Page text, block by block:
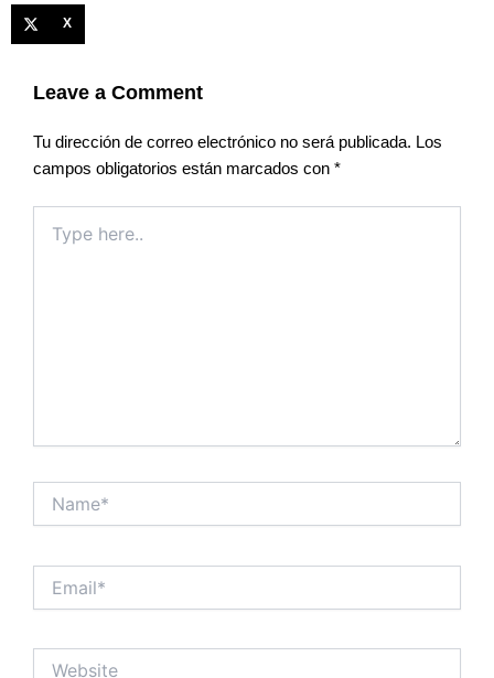
X
Leave a Comment
Tu dirección de correo electrónico no será publicada. Los
campos obligatorios están marcados con *
here..